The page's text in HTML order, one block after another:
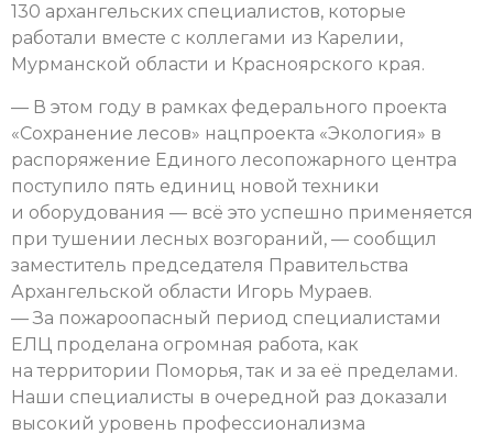
130 архангельских специалистов, которые
работали вместе с коллегами из Карелии,
Мурманской области и Красноярского края.
— В этом году в рамках федерального проекта
«Сохранение лесов» нацпроекта «Экология» в
распоряжение Единого лесопожарного центра
поступило пять единиц новой техники
и оборудования — всё это успешно применяется
при тушении лесных возгораний, — сообщил
заместитель председателя Правительства
Архангельской области Игорь Мураев.
— За пожароопасный период специалистами
ЕЛЦ проделана огромная работа, как
на территории Поморья, так и за её пределами.
Наши специалисты в очередной раз доказали
высокий уровень профессионализма